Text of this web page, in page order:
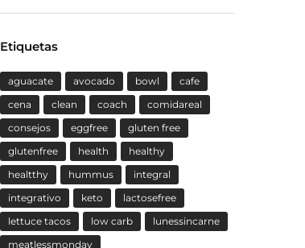
Etiquetas
aguacate avocado bowl
cafe
cena
clean coach
comidareal
consejos
eggfree
gluten free
glutenfree
health
healthy
healtthy
hummus
integral
integrativo
keto
lactosefree
lettuce tacos
low carb
lunessincarne
meatlessmonday